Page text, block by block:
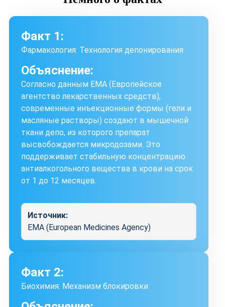
Факт 1:
Фармакология: Технология депонирования
Объяснение:
Согласно данным EMA (Европейское
агентство лекарственных средств),
современные инъекционные формы (гели и
масляные растворы) создают в мышечной
ткани депо, из которого препарат
высвобождается микродозами. Это
поддерживает стабильную концентрацию
антиалкогольного вещества в крови на срок
от 1 до 12 месяцев.
Источник:
EMA (European Medicines Agency)
Факт 2:
Биохимия: Механизм блокировки